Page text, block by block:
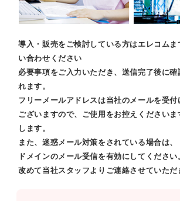
導入・販売をご検討している方はエレコムま
い合わせください
必要事項をご入力いただき、送信完了後に確
れます。
フリーメールアドレスは当社のメールを受
ございますので、ご使用をお控えくださいま
します。
また、迷惑メール対策をされている場合は、
ドメインのメール受信を有効にしてください
改めて当社スタッフよりご連絡させていただ